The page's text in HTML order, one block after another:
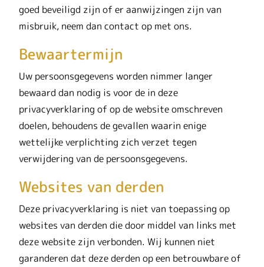
goed beveiligd zijn of er aanwijzingen zijn van
misbruik, neem dan contact op met ons.
Bewaartermijn
Uw persoonsgegevens worden nimmer langer
bewaard dan nodig is voor de in deze
privacyverklaring of op de website omschreven
doelen, behoudens de gevallen waarin enige
wettelijke verplichting zich verzet tegen
verwijdering van de persoonsgegevens.
Websites van derden
Deze privacyverklaring is niet van toepassing op
websites van derden die door middel van links met
deze website zijn verbonden. Wij kunnen niet
garanderen dat deze derden op een betrouwbare of